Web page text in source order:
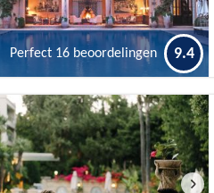
Perfect 16 beoordelingen 9.4